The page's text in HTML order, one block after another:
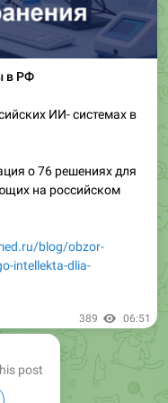
в РФ
ИИ- системах в
о 76 решениях для
на российском
blog/obzor-
intellekta-dlia-
389 06:51
post